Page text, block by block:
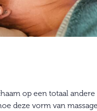
op een totaal
deze vorm van